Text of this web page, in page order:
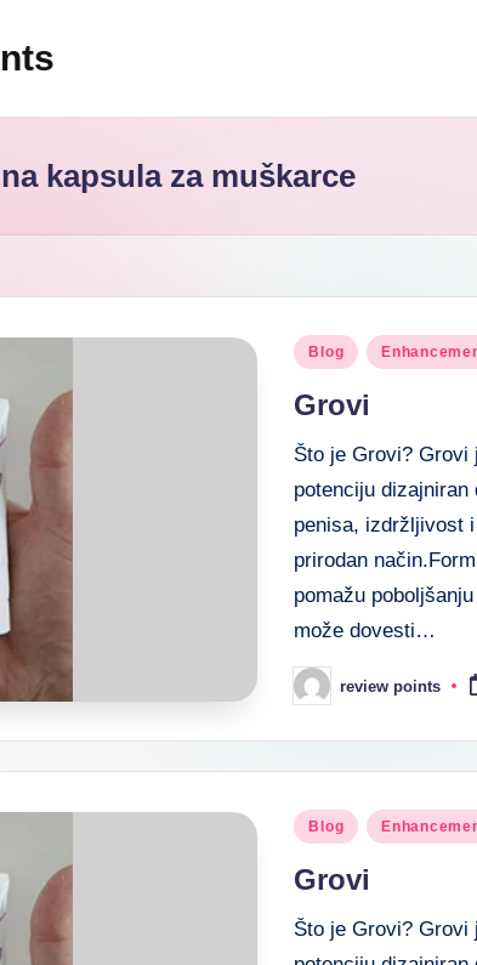
kapsula za muškarce
Blog
Grovi
Što je Grovi?
potenciju
penisa, izdržljivost
prirodan
pomažu
može dovesti…
review points
Blog
Grovi
Što je Grovi?